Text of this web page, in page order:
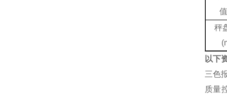
值
秤
以下
三色
质量